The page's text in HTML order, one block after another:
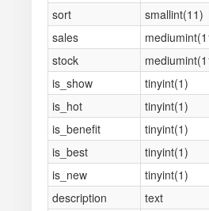
sort
smallint(11)
sales
stock
is_show
tinyint(1)
is_hot
tinyint(1)
is_benefit
tinyint(1)
is_best
tinyint(1)
is_new
tinyint(1)
description
text